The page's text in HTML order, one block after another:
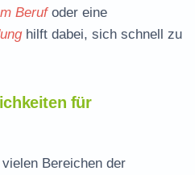
Berufoder eine
hilft dabei, sich schnell zu
für
Bereichen der